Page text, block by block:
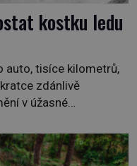
kostku ledu
auto, tisíce kilometrů,
zdánlivě
v úžasné
přichází s
dopravit ze